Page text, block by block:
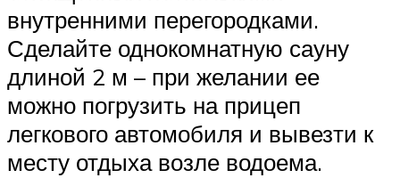
внутренними перегородками.
Сделайте однокомнатную сауну
длиной 2 м – при желании ее
можно погрузить на прицеп
легкового автомобиля и вывезти к
месту отдыха возле водоема.